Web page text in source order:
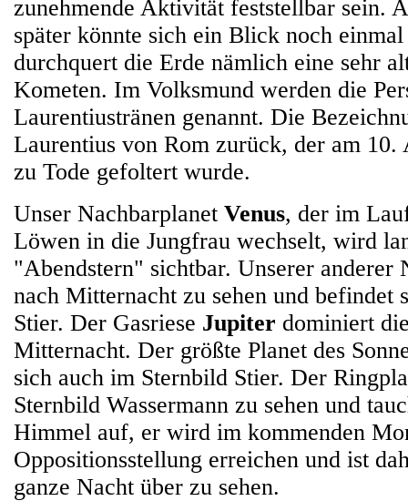
zunehmende Aktivität feststellbar sein.
später könnte sich ein Blick noch
durchquert die Erde nämlich eine sehr
Kometen. Im Volksmund werden die
Laurentiustränen genannt. Die
Laurentius von Rom zurück, der am 10.
zu Tode gefoltert wurde.
Unser Nachbarplanet Venus, der im
Löwen in die Jungfrau wechselt, wird
"Abendstern" sichtbar. Unserer anderer
nach Mitternacht zu sehen und befindet
Stier. Der Gasriese Jupiter dominiert
Mitternacht. Der größte Planet des
sich auch im Sternbild Stier. Der
Sternbild Wassermann zu sehen und
Himmel auf, er wird im kommenden
Oppositionsstellung erreichen und ist
ganze Nacht über zu sehen.